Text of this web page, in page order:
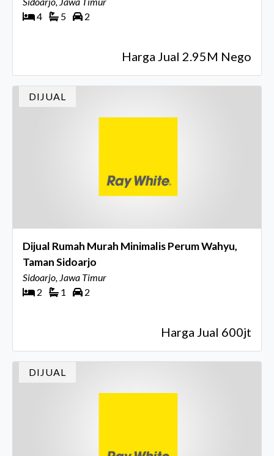
4
5 2
Harga Jual 2.95M Nego
DIJUAL
Dijual Rumah Murah Minimalis Perum Wahyu,
Taman Sidoarjo
Sidoarjo, Jawa Timur
2
1 2
Harga Jual 600jt
DIJUAL